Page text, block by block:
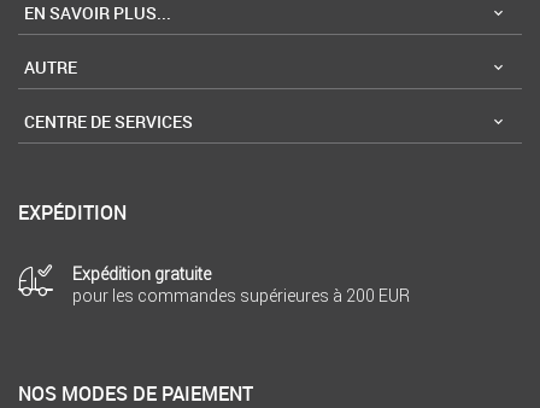
EN SAVOIR PLUS...
AUTRE
CENTRE DE SERVICES
EXPÉDITION
Expédition gratuite
pour les commandes supérieures à 200 EUR
NOS MODES DE PAIEMENT